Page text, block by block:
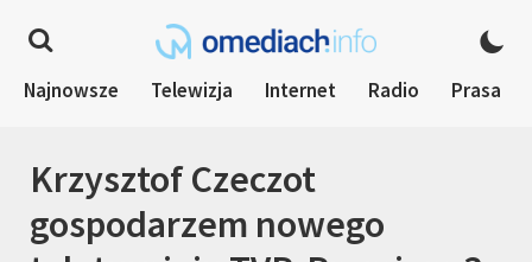
Najnowsze Telewizja Internet Radio Prasa
Krzysztof Czeczot
gospodarzem nowego